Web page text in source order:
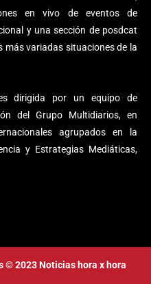
en vivo de eventos de
y una sección de posdcat
más variadas situaciones de la
dirigida por un equipo de
del Grupo Multidiarios, en
agrupados en la
y Estrategias Mediáticas,
© 2023 Noticias hora x hora